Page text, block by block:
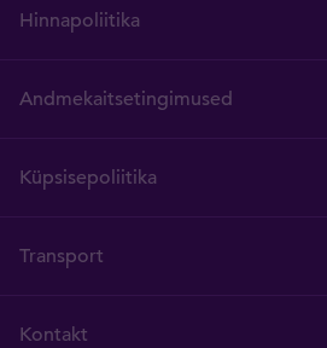
Hinnapoliitika
Andmekaitsetingimused
Küpsisepoliitika
Transport
Kontakt